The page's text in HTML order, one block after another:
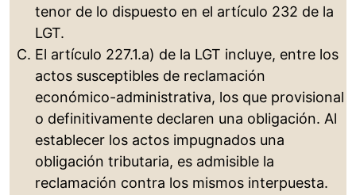
tenor de lo dispuesto en el artículo 232 de la
LGT.
El artículo 227.1.a) de la LGT incluye, entre los
actos susceptibles de reclamación
económico-administrativa, los que provisional
o definitivamente declaren una obligación. Al
establecer los actos impugnados una
obligación tributaria, es admisible la
reclamación contra los mismos interpuesta.